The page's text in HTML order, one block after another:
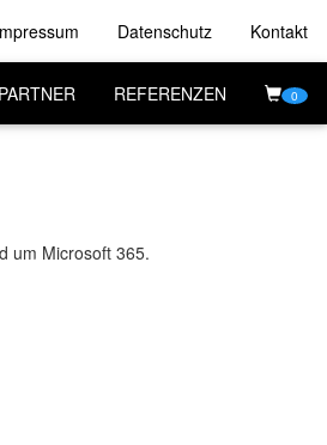
Datenschutz Kontakt
REFERENZEN 0
um Microsoft 365.